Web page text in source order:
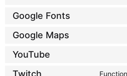
Google Fonts
Google Maps
YouTube
Twitch